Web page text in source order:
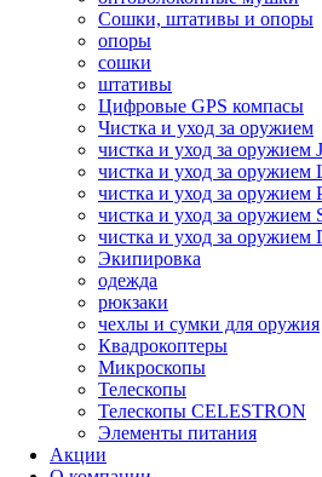
Сошки, штативы и опоры
опоры
сошки
штативы
Цифровые GPS компасы
Чистка и уход за оружием
чистка и уход за оружием
чистка и уход за оружием
чистка и уход за оружием
чистка и уход за оружием
чистка и уход за
Экипировка
одежда
рюкзаки
чехлы и сумки для оружия
Квадрокоптеры
Микроскопы
Телескопы
Телескопы CELESTRON
Элементы питания
Акции